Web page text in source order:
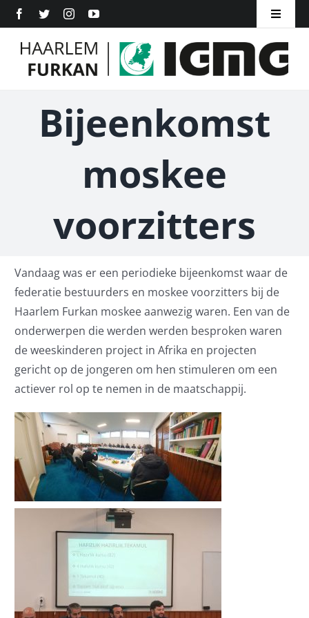
naar
inhoud
Toggle
Home
Inschrijven
Bijeenkomst
moskee
voorzitters
Vandaag was er een periodieke bijeenkomst waar de
federatie bestuurders en moskee voorzitters bij de
Haarlem Furkan moskee aanwezig waren. Een van de
onderwerpen die werden werden besproken waren
de weeskinderen project in Afrika en projecten
gericht op de jongeren om hen stimuleren om een
actiever rol op te nemen in de maatschappij.